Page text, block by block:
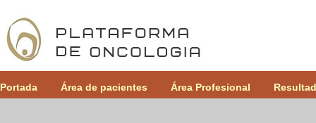
Portada Área de pacientes Área Profesional